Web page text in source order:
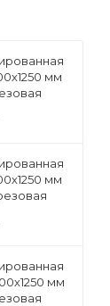
мм
мм
мм